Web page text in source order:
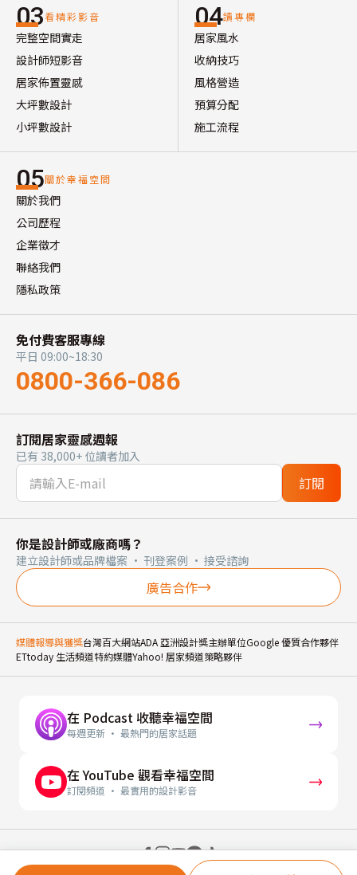
03看精彩影音
完整空間實走
設計師短影音
居家佈置靈感
大坪數設計
小坪數設計
04讀專欄
居家風水
收納技巧
風格營造
預算分配
施工流程
05關於幸福空間
關於我們
公司歷程
企業徵才
聯絡我們
隱私政策
免付費客服專線
平日 09:00~18:30
0800-366-086
訂閱居家靈感週報
已有 38,000+ 位讀者加入
訂閱
你是設計師或廠商嗎？
建立設計師或品牌檔案 · 刊登案例 · 接受諮詢
廣告合作
媒體報導與獲獎台灣百大網站ADA 亞洲設計獎主辦單位Google 優質合作夥伴
ETtoday 生活頻道特約媒體Yahoo! 居家頻道策略夥伴
在 Podcast 收聽幸福空間
每週更新 · 最熱門的居家話題
在 YouTube 觀看幸福空間
訂閱頻道 · 最實用的設計影音
© 2026 幸福空間 Gorgeous Space Co., Ltd.